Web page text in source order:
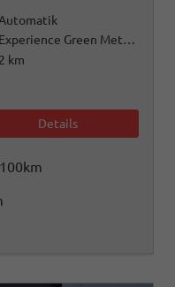
Experience Green Metallic
2 km
Details